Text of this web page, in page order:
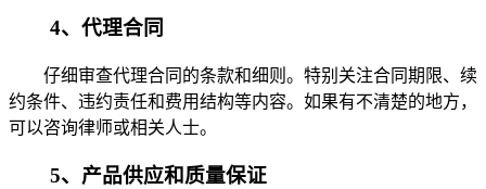
4、代理合同
仔细审查代理合同的条款和细则。特别关注合同期限、续
约条件、违约责任和费用结构等内容。如果有不清楚的地方，
可以咨询律师或相关人士。
5、产品供应和质量保证